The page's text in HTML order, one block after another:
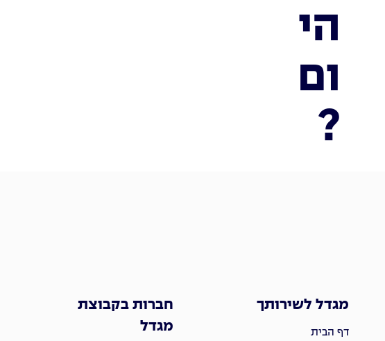
מגדל לשירותך
דף הבית
חברות בקבוצת
מגדל
הי
ום
?